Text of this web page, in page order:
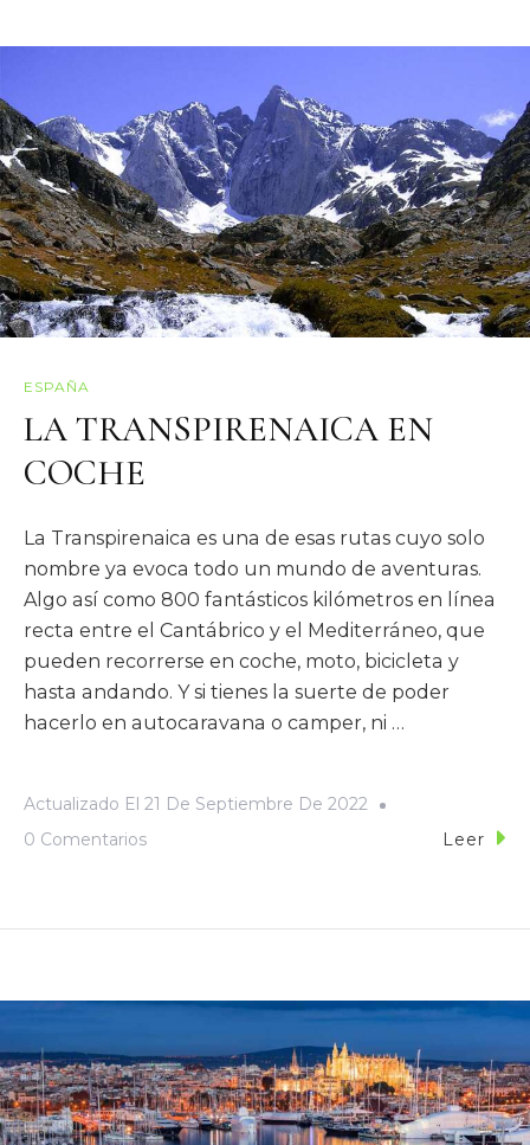
ESPAÑA
LA TRANSPIRENAICA EN
COCHE
La Transpirenaica es una de esas rutas cuyo solo
nombre ya evoca todo un mundo de aventuras.
Algo así como 800 fantásticos kilómetros en línea
recta entre el Cantábrico y el Mediterráneo, que
pueden recorrerse en coche, moto, bicicleta y
hasta andando. Y si tienes la suerte de poder
hacerlo en autocaravana o camper, ni …
Actualizado El 21 De Septiembre De 2022
0 Comentarios
Leer